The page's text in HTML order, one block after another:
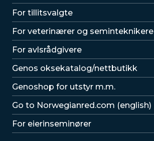
For tillitsvalgte
For veterinærer og seminteknikere
For avlsrådgivere
Lenker
Genos oksekatalog/nettbutikk
Genoshop for utstyr m.m.
Go to Norwegianred.com (english)
For eierinseminører